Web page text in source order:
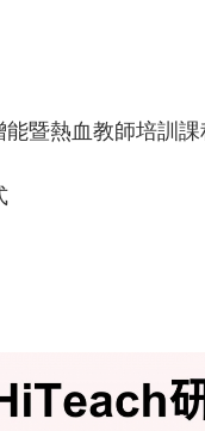
暨熱血教師培訓課